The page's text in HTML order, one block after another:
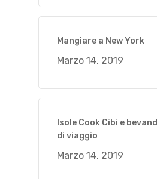
Mangiare a New York
Marzo 14, 2019
Isole Cook Cibi e
di viaggio
Marzo 14, 2019